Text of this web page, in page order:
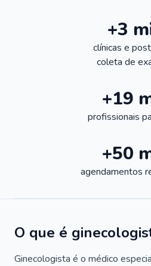
+3
clínicas e
coleta de
+19
profissionais
+50
agendamentos
O que é
Ginecologista é o médico